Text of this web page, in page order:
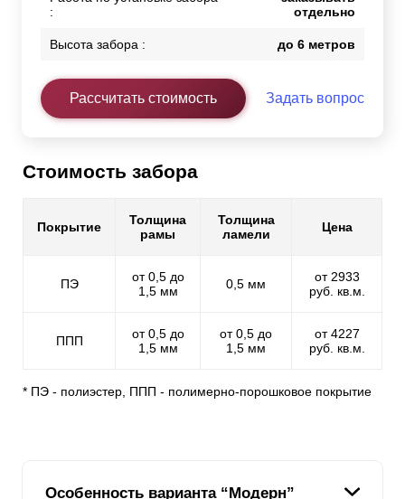
:
отдельно
Высота забора : до 6 метров
Рассчитать стоимость Задать вопрос
Стоимость забора
Покрытие
Толщина
рамы
Толщина
ламели
Цена
ПЭ
от 0,5 до
1,5 мм
0,5 мм
от 2933
руб. кв.м.
ППП
от 0,5 до
1,5 мм
от 0,5 до
1,5 мм
от 4227
руб. кв.м.
* ПЭ - полиэстер, ППП - полимерно-порошковое покрытие
Особенность варианта “Модерн”